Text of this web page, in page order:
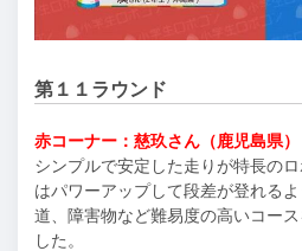
第１１ラウンド
赤コーナー：慈玖さん（鹿児島県）
シンプルで安定した走りが特長の
はパワーアップして段差が登れる
道、障害物など難易度の高いコー
した。